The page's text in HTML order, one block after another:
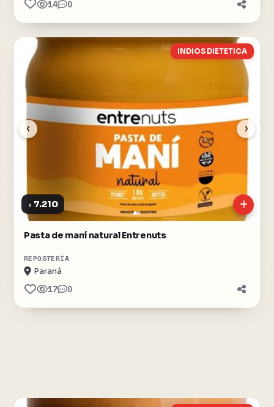
14 0
‹ ›
INDIOS DIETETICA
$ 7.210
Pasta de maní natural Entrenuts
REPOSTERÍA
Paraná
17 0